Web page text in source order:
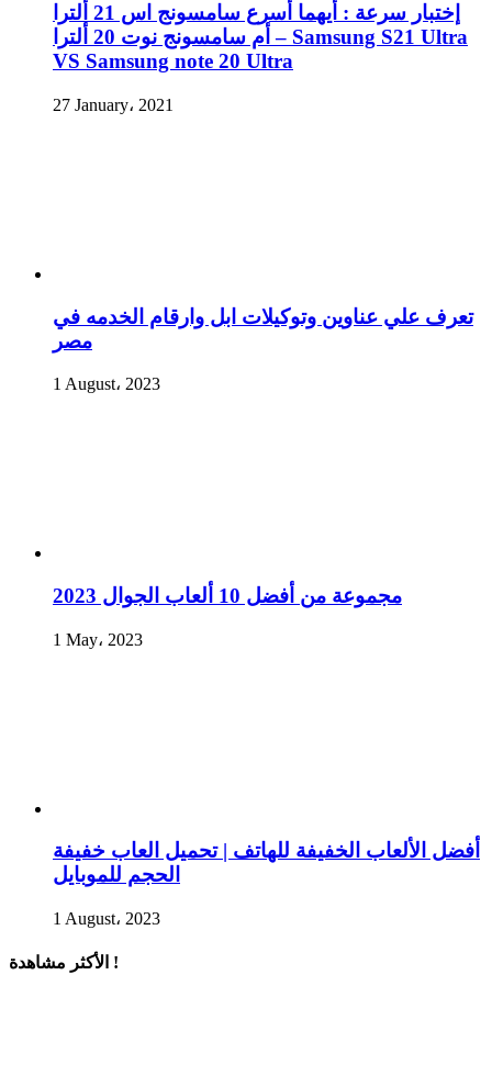
إختبار سرعة : أيهما أسرع سامسونج اس 21 ألترا
أم سامسونج نوت 20 ألترا – Samsung S21 Ultra
VS Samsung note 20 Ultra
27 January، 2021
تعرف علي عناوين وتوكيلات ابل وارقام الخدمه في
مصر
1 August، 2023
مجموعة من أفضل 10 ألعاب الجوال 2023
1 May، 2023
أفضل الألعاب الخفيفة للهاتف | تحميل العاب خفيفة
الحجم للموبايل
1 August، 2023
الأكثر مشاهدة !